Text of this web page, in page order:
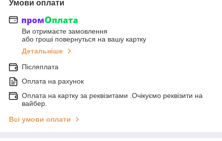
Умови оплати
Ви отримаєте замовлення
або гроші повернуться на вашу картку
Детальніше
Післяплата
Оплата на рахунок
Оплата на картку за реквізитами .Очікуємо реквізити на
вайбер.
Всі умови оплати